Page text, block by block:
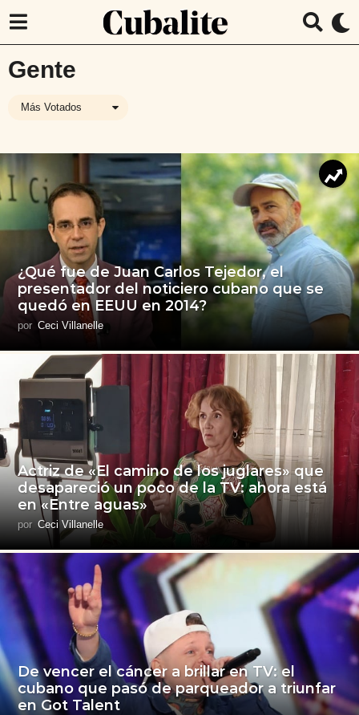
Gente
Más Votados
¿Qué fue de Juan Carlos Tejedor, el
presentador del noticiero cubano que se
quedó en EEUU en 2014?
por Ceci Villanelle
Actriz de «El camino de los juglares» que
desapareció un poco de la TV: ahora está
en «Entre aguas»
por Ceci Villanelle
De vencer el cáncer a brillar en TV: el
cubano que pasó de parqueador a triunfar
en Got Talent